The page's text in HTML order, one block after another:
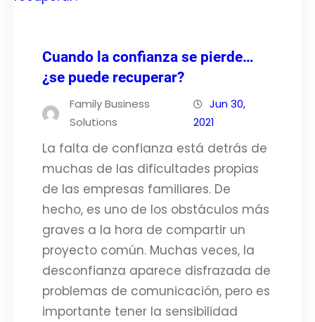
Cuando la confianza se pierde…
¿se puede recuperar?
Family Business
Solutions
Jun 30,
2021
La falta de confianza está detrás de
muchas de las dificultades propias
de las empresas familiares. De
hecho, es uno de los obstáculos más
graves a la hora de compartir un
proyecto común. Muchas veces, la
desconfianza aparece disfrazada de
problemas de comunicación, pero es
importante tener la sensibilidad